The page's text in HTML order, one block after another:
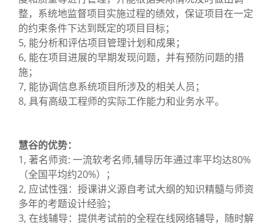
整，系统地监督项目实施过程的绩效，保证项目在一定
的约束条件下达到既定的项目目标；
5, 能分析和评估项目管理计划和成果；
6, 能在项目进展的早期发现问题，并有预防问题的措
施；
7, 能协调信息系统项目所涉及的相关人员；
8, 具有高级工程师的实际工作能力和业务水平。
慧谷的优势：
1, 著名师资: 一流软考名师,辅导历年通过率平均达80%
（全国平均约20%）；
2, 应试性强：授课讲义源自考试大纲的知识精髓与师资
多年的考题设计经验；
3, 在线辅导：提供考试前的全程在线网络辅导，随时解